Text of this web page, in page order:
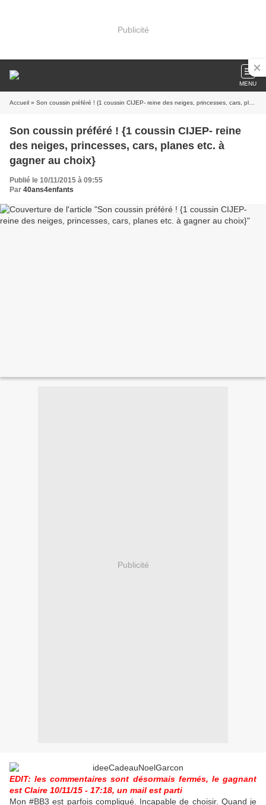
Publicité
MENU
Accueil » Son coussin préféré ! {1 coussin CIJEP- reine des neiges, princesses, cars, planes etc. à gagner au choix}
Son coussin préféré ! {1 coussin CIJEP- reine
des neiges, princesses, cars, planes etc. à
gagner au choix}
Publié le 10/11/2015 à 09:55
Par 40ans4enfants
Publicité
EDIT: les commentaires sont désormais fermés, le gagnant
est Claire 10/11/15 - 17:18, un mail est parti
Mon #BB3 est parfois compliqué. Incapable de choisir. Quand je